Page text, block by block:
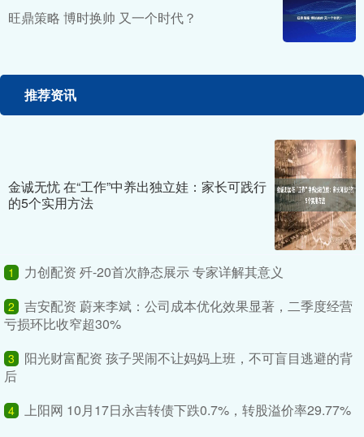
旺鼎策略 博时换帅 又一个时代？
推荐资讯
金诚无忧 在“工作”中养出独立娃：家长可践行
的5个实用方法
1 力创配资 歼-20首次静态展示 专家详解其意义
2
吉安配资 蔚来李斌：公司成本优化效果显著，二季度经营
亏损环比收窄超30%
3
阳光财富配资 孩子哭闹不让妈妈上班，不可盲目逃避的背
后
4 上阳网 10月17日永吉转债下跌0.7%，转股溢价率29.77%